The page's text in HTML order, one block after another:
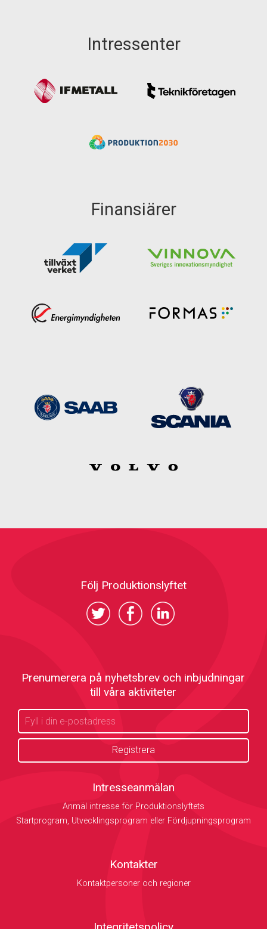
Intressenter
Finansiärer
Följ Produktionslyftet
Prenumerera på nyhetsbrev och inbjudningar
till våra aktiviteter
Intresseanmälan
Anmäl intresse för Produktionslyftets
Startprogram, Utvecklingsprogram eller Fördjupningsprogram
Kontakter
Kontaktpersoner och regioner